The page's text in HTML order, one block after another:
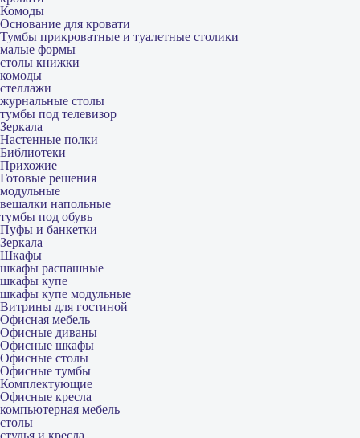
Комоды
Основание для кровати
Тумбы прикроватные и туалетные столики
малые формы
столы книжки
комоды
стеллажи
журнальные столы
тумбы под телевизор
Зеркала
Настенные полки
Библиотеки
Прихожие
Готовые решения
модульные
вешалки напольные
тумбы под обувь
Пуфы и банкетки
Зеркала
Шкафы
шкафы распашные
шкафы купе
шкафы купе модульные
Витрины для гостиной
Офисная мебель
Офисные диваны
Офисные шкафы
Офисные столы
Офисные тумбы
Комплектующие
Офисные кресла
компьютерная мебель
столы
стулья и кресла